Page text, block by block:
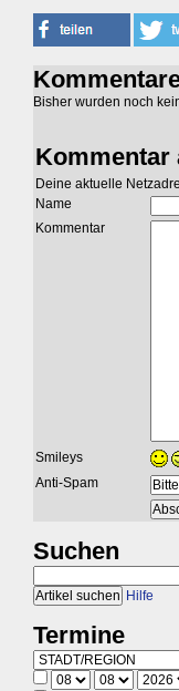
Bisher wurden noch
Kommentar
Deine aktuelle
Name
Kommentar
Smileys
Anti-Spam
Suchen
Hilfe
Termine